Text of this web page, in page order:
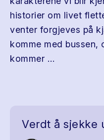
historier om livet
venter forgjeves på
komme med bussen,
kommer …
Verdt å sjekke